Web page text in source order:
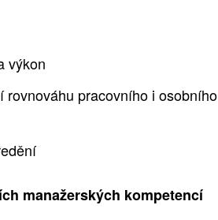
výkon
pracovního i osobního
manažerských kompetencí